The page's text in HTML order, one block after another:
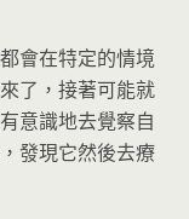
會在特定的情境
了，接著可能就
意識地去覺察自
發現它然後去療